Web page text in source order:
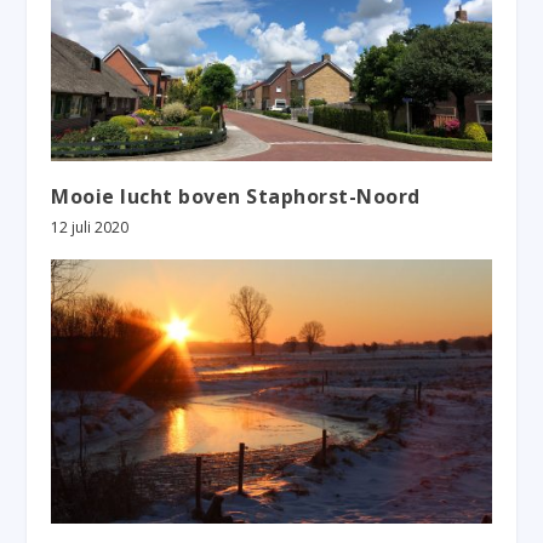
Mooie lucht boven Staphorst-Noord
12 juli 2020